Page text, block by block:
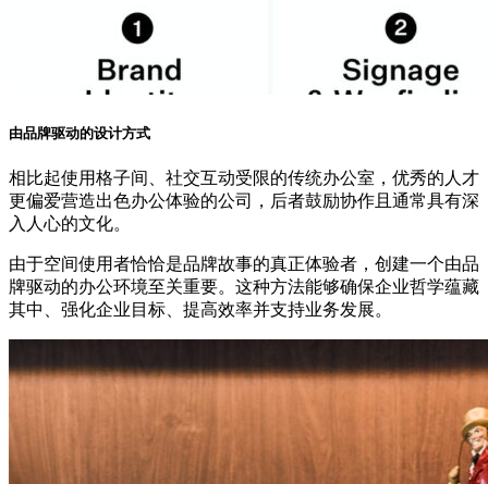
由品牌驱动的设计方式
相比起使用格子间、社交互动受限的传统办公室，优秀的人才
更偏爱营造出色办公体验的公司，后者鼓励协作且通常具有深
入人心的文化。
由于空间使用者恰恰是品牌故事的真正体验者，创建一个由品
牌驱动的办公环境至关重要。这种方法能够确保企业哲学蕴藏
其中、强化企业目标、提高效率并支持业务发展。